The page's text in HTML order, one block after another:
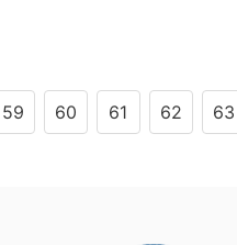
59 60 61 62 63